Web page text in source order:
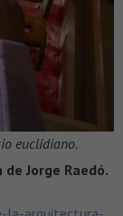
euclidiano.
Jorge Raedó.